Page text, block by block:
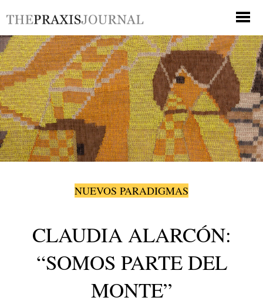
NUEVOS PARADIGMAS
CLAUDIA ALARCÓN:
“SOMOS PARTE DEL
MONTE”